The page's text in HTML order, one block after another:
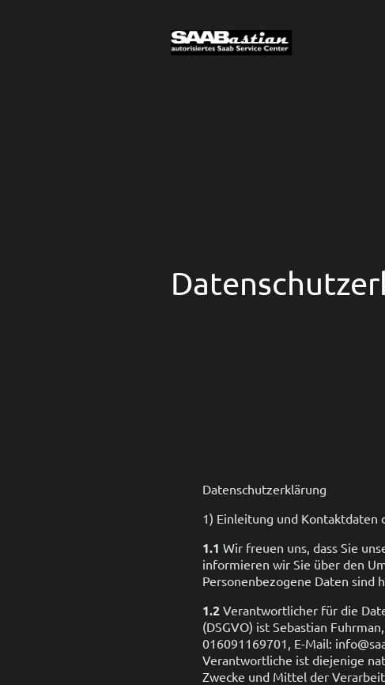
Datenschutzerklärung
1) Einleitung und Kontaktdaten
1.1 Wir freuen uns, dass Sie
informieren wir Sie über den
Personenbezogene Daten sind
1.2 Verantwortlicher für die
(DSGVO) ist Sebastian
016091169701, E-Mail:
Verantwortliche ist diejenige
Zwecke und Mittel der